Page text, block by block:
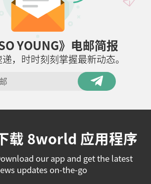
YOUNG》电邮简报
，时时刻刻掌握最新动态。
载 8world 应用程序
our app and get the latest
updates on-the-go